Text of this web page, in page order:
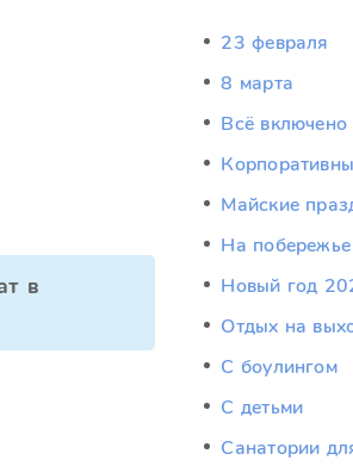
в
23 февраля
8 марта
Всё включено
Майские
На побережье
Новый год
Отдых на
С боулингом
С детьми
Санатории